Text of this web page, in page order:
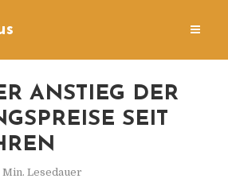
ANSTIEG DER
SEIT
Min. Lesedauer